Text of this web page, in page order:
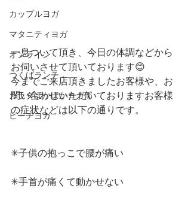
カップルヨガ
マタニティヨガ
オンライン
つくばランチ
カラダぽかぽかヨガ部
ビーチヨガ
一息ついて頂き、今日の体調などから
お伺いさせて頂いております😊
今までご来店頂きましたお客様や、お
問い合わせいただいておりますお客様
の症状などは以下の通りです。
✳︎子供の抱っこで腰が痛い
✳︎手首が痛くて動かせない